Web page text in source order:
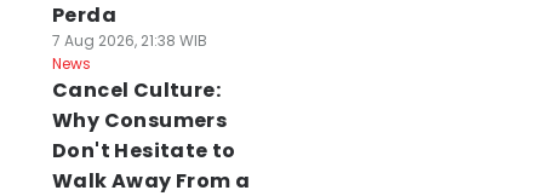
Perda
7 Aug 2026, 21:38 WIB
News
Cancel Culture:
Why Consumers
Don't Hesitate to
Walk Away From a